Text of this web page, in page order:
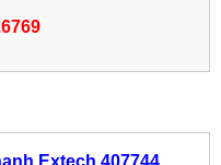
Extech 407744